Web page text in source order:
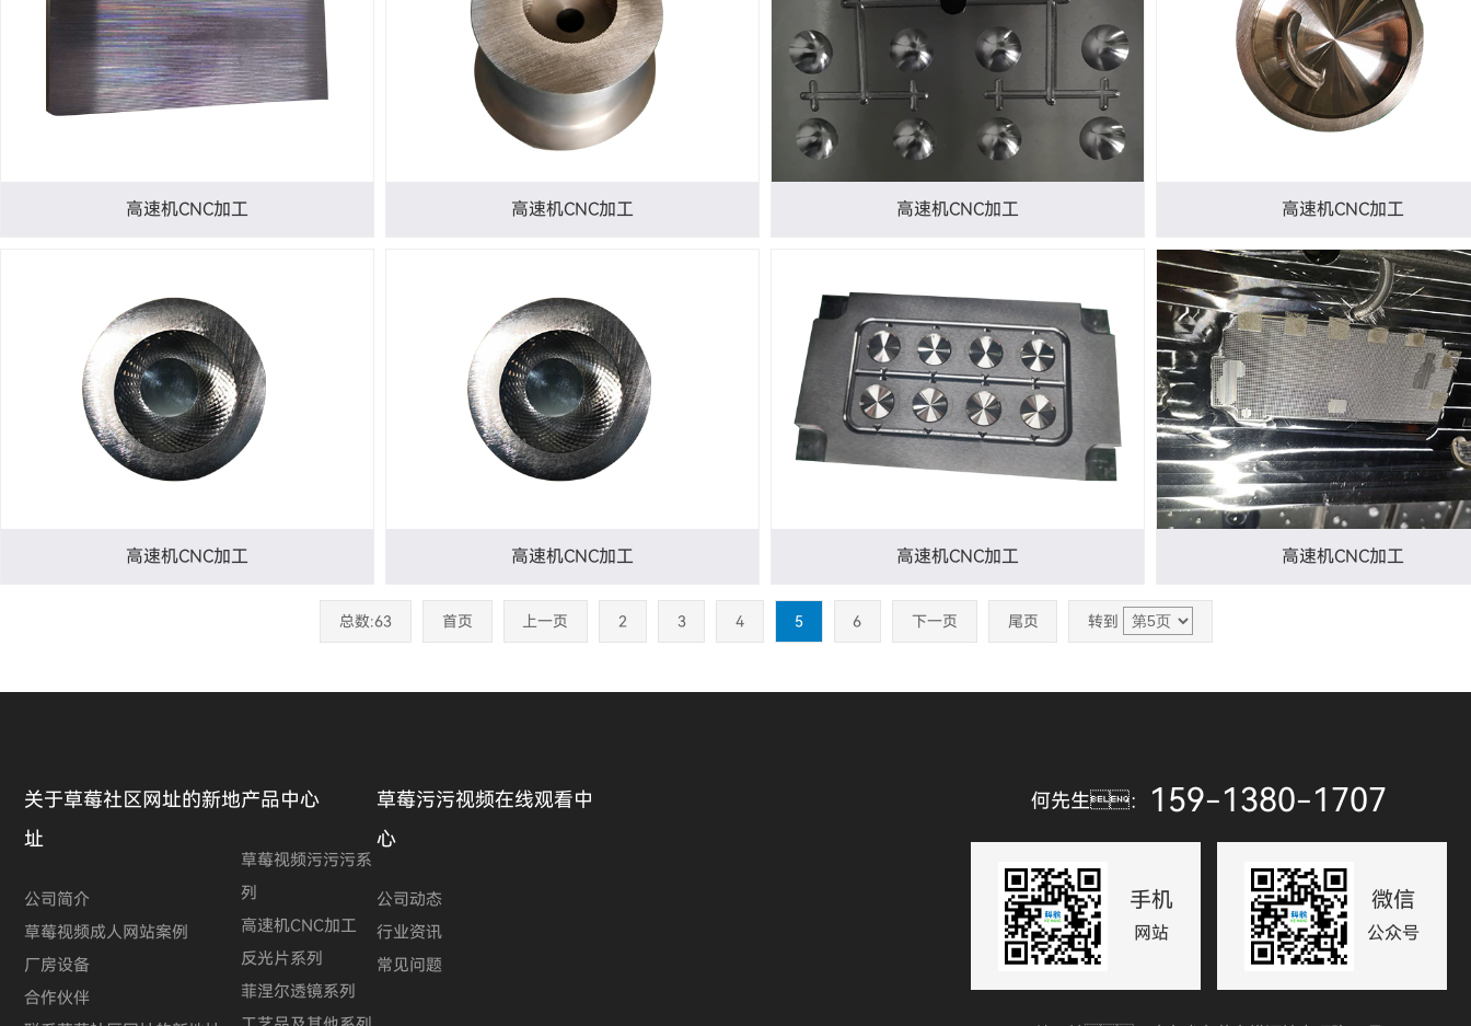
高速机CNC加工 高速机CNC加工 高速机CNC加工 高速机CNC加工
高速机CNC加工 高速机CNC加工 高速机CNC加工 高速机CNC加工
总数:63 首页 上一页 2 3 4 5 6 下一页 尾页 转到
关于草莓社区网址的新地
址
公司简介
草莓视频成人网站案例
厂房设备
合作伙伴
产品中心
草莓视频污污污系
列
高速机CNC加工
反光片系列
菲涅尔透镜系列
草莓污污视频在线观看中
心
公司动态
行业资讯
常见问题
何先生： 159-1380-1707
手机
网站
微信
公众号